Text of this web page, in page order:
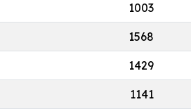
1003
1568
1429
1141